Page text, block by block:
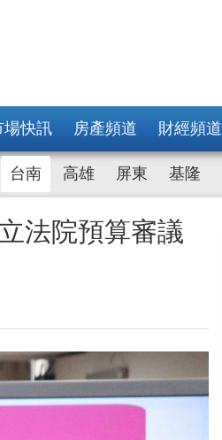
場快訊 房產頻道 財經頻道
台南 高雄 屏東 基隆
法院預算審議